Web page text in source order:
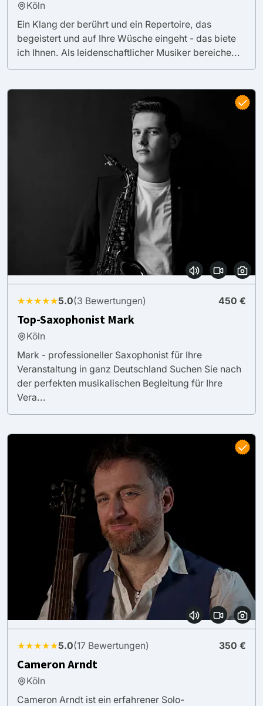
Köln
Ein Klang der berührt und ein Repertoire, das
begeistert und auf Ihre Wüsche eingeht - das biete
ich Ihnen. Als leidenschaftlicher Musiker bereiche...
★★★★★5.0(3 Bewertungen) 450 €
Top-Saxophonist Mark
Köln
Mark - professioneller Saxophonist für Ihre
Veranstaltung in ganz Deutschland Suchen Sie nach
der perfekten musikalischen Begleitung für Ihre
Vera...
★★★★★5.0(17 Bewertungen) 350 €
Cameron Arndt
Köln
Cameron Arndt ist ein erfahrener Solo-